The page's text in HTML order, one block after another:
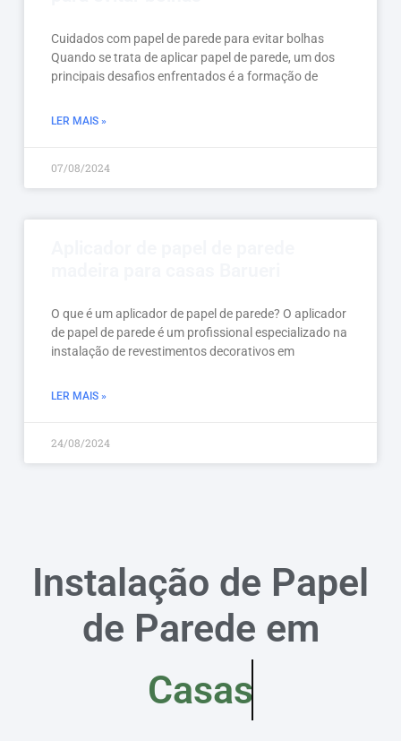
Cuidados com papel de parede para evitar bolhas
Quando se trata de aplicar papel de parede, um dos
principais desafios enfrentados é a formação de
LER MAIS »
07/08/2024
O que é um aplicador de papel de parede? O aplicador
de papel de parede é um profissional especializado na
instalação de revestimentos decorativos em
LER MAIS »
24/08/2024
Instalação de Papel
de Parede em
Casas